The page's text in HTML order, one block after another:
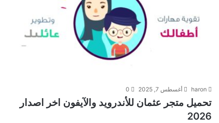
haron أغسطس 7, 2025 0
تحميل متجر عثمان للأندرويد والآيفون اخر اصدار
2026